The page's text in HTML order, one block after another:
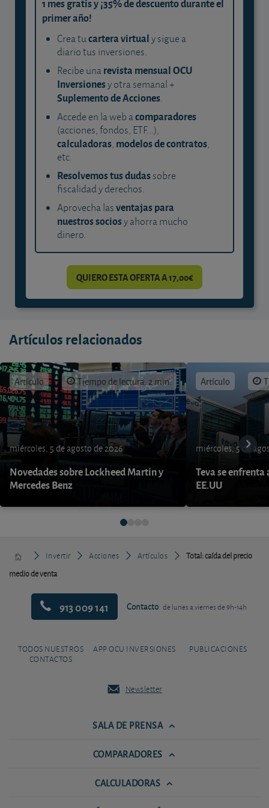
1 mes gratis y ¡35% de descuento durante el
primer año!
Crea tucartera virtualy sigue a
diario tus inversiones.
Recibe unarevista mensual OCU
Inversionesy otra semanal +
Suplemento de Acciones.
Accede en la web acomparadores
(acciones, fondos, ETF...),
calculadoras, modelos de contratos,
etc.
Resolvemos tus dudassobre
fiscalidad y derechos.
Aprovecha lasventajas para
nuestros sociosy ahorra mucho
dinero.
QUIERO ESTA OFERTA A 17,00€
Artículos relacionados
Artículo Tiempo de lectura: 2 min.
miércoles, 5 de agosto de 2026
Novedades sobre Lockheed Martin y
Mercedes Benz
Artículo
miércoles, 5 de
Teva se enfrenta
EE.UU
Invertir Acciones Artículos
Total: caída del precio
medio de venta
913 009 141 Contacto de lunes a viernes de 9h-14h
TODOS NUESTROS
CONTACTOS
APP OCU INVERSIONES PUBLICACIONES
Newsletter
SALA DE PRENSA
COMPARADORES
CALCULADORAS